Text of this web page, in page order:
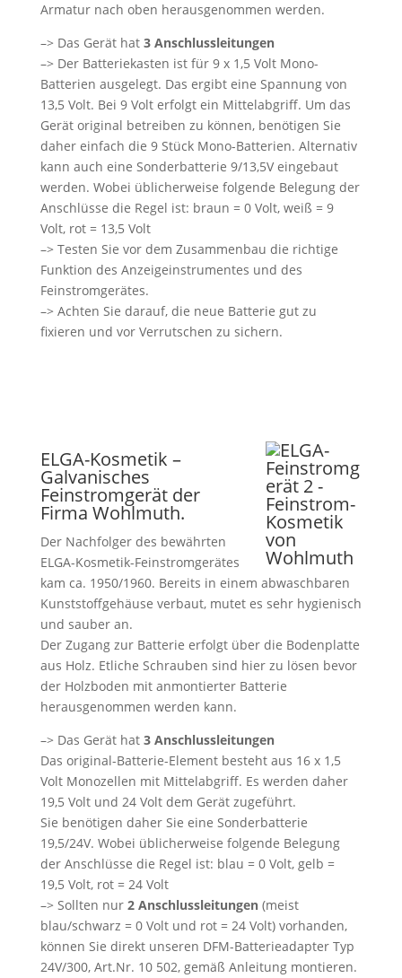
Armatur nach oben herausgenommen werden.
–> Das Gerät hat 3 Anschlussleitungen
–> Der Batteriekasten ist für 9 x 1,5 Volt Mono-
Batterien ausgelegt. Das ergibt eine Spannung von
13,5 Volt. Bei 9 Volt erfolgt ein Mittelabgriff. Um das
Gerät original betreiben zu können, benötigen Sie
daher einfach die 9 Stück Mono-Batterien. Alternativ
kann auch eine Sonderbatterie 9/13,5V eingebaut
werden. Wobei üblicherweise folgende Belegung der
Anschlüsse die Regel ist: braun = 0 Volt, weiß = 9
Volt, rot = 13,5 Volt
–> Testen Sie vor dem Zusammenbau die richtige
Funktion des Anzeigeinstrumentes und des
Feinstromgerätes.
–> Achten Sie darauf, die neue Batterie gut zu
fixieren und vor Verrutschen zu sichern.
ELGA-Kosmetik –
Galvanisches
Feinstromgerät der
Firma Wohlmuth.
Der Nachfolger des bewährten
ELGA-Kosmetik-Feinstromgerätes
kam ca. 1950/1960. Bereits in einem abwaschbaren
Kunststoffgehäuse verbaut, mutet es sehr hygienisch
und sauber an.
Der Zugang zur Batterie erfolgt über die Bodenplatte
aus Holz. Etliche Schrauben sind hier zu lösen bevor
der Holzboden mit anmontierter Batterie
herausgenommen werden kann.
–> Das Gerät hat 3 Anschlussleitungen
Das original-Batterie-Element besteht aus 16 x 1,5
Volt Monozellen mit Mittelabgriff. Es werden daher
19,5 Volt und 24 Volt dem Gerät zugeführt.
Sie benötigen daher Sie eine Sonderbatterie
19,5/24V. Wobei üblicherweise folgende Belegung
der Anschlüsse die Regel ist: blau = 0 Volt, gelb =
19,5 Volt, rot = 24 Volt
–> Sollten nur 2 Anschlussleitungen(meist
blau/schwarz = 0 Volt und rot = 24 Volt) vorhanden,
können Sie direkt unseren DFM-Batterieadapter Typ
24V/300, Art.Nr. 10 502, gemäß Anleitung montieren.